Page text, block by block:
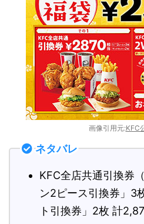
画像引用元:KFC
ネタバレ
KFC全店共通引換券
ン2ピース引換券」3
ト引換券」2枚 計